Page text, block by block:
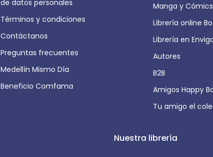
de datos personales
Términos y condiciones
Contáctanos
Preguntas frecuentes
Medellín Mismo Día
Beneficio Comfama
Manga y Cómics
Librería online
Librería en
Autores
B2B
Amigos Happy
Tu amigo el
Nuestra librería